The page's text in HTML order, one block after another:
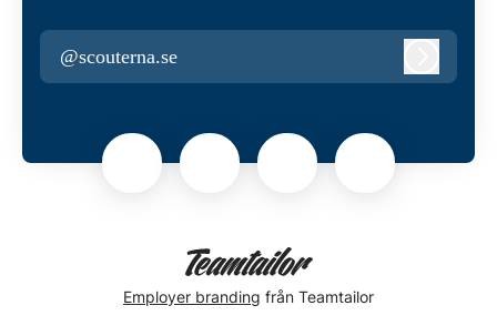
@scouterna.se
Employer branding från Teamtailor